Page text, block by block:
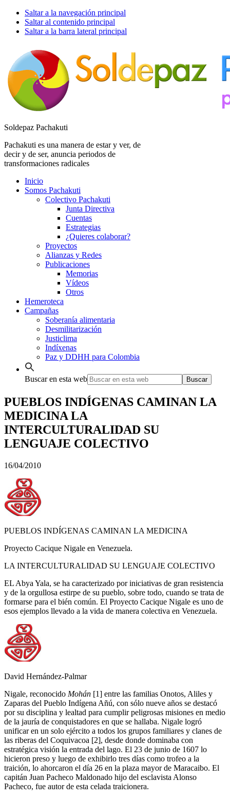
Saltar a la navegación principal
Saltar al contenido principal
Saltar a la barra lateral principal
Soldepaz Pachakuti
Pachakuti es una manera de estar y ver, de
decir y de ser, anuncia periodos de
transformaciones radicales
Inicio
Somos Pachakuti
Colectivo Pachakuti
Junta Directiva
Cuentas
Estrategias
¿Quieres colaborar?
Proyectos
Alianzas y Redes
Publicaciones
Memorias
Vídeos
Otros
Hemeroteca
Campañas
Soberanía alimentaria
Desmilitarización
Justiclima
Indíxenas
Paz y DDHH para Colombia
Buscar en esta web
PUEBLOS INDÍGENAS CAMINAN LA
MEDICINA LA
INTERCULTURALIDAD SU
LENGUAJE COLECTIVO
16/04/2010
PUEBLOS INDÍGENAS CAMINAN LA MEDICINA
Proyecto Cacique Nigale en Venezuela.
LA INTERCULTURALIDAD SU LENGUAJE COLECTIVO
EL Abya Yala, se ha caracterizado por iniciativas de gran resistencia
y de la orgullosa estirpe de su pueblo, sobre todo, cuando se trata de
formarse para el bién común. El Proyecto Cacique Nigale es uno de
esos ejemplos llevado a la vida de manera colectiva en Venezuela.
David Hernández-Palmar
Nigale, reconocido Mohán [1] entre las familias Onotos, Aliles y
Zaparas del Pueblo Indígena Añú, con sólo nueve años se destacó
por su disciplina y lealtad para cumplir peligrosas misiones en medio
de la jauría de conquistadores en que se hallaba. Nigale logró
unificar en un solo ejército a todos los grupos familiares y clanes de
las riberas del Coquivacoa [2], desde donde dominaba con
estratégica visión la entrada del lago. El 23 de junio de 1607 lo
hicieron preso y luego de exhibirlo tres días como trofeo a la
traición, lo ahorcaron el día 26 en la plaza mayor de Maracaibo. El
capitán Juan Pacheco Maldonado hijo del esclavista Alonso
Pacheco, fue autor de esta celada traicionera.